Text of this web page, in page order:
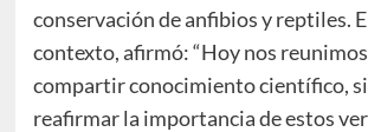
conservación de anfibios y reptiles.
contexto, afirmó: “Hoy nos
compartir conocimiento científico,
reafirmar la importancia de estos